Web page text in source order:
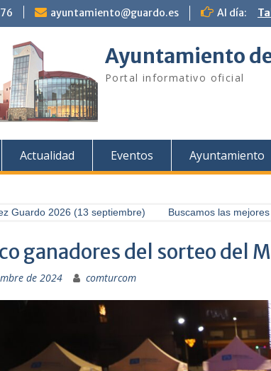
ayuntamiento@guardo.es Al día:
Ayuntamiento
Portal informativo oficial
Actualidad Eventos Ayuntamiento
2026 (13 septiembre) Buscamos las mejores
ganadores del sorteo del
de 2024 comturcom